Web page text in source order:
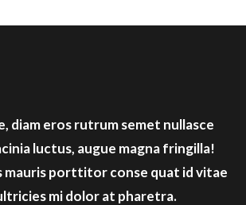
diam eros rutrum semet nullasce
luctus, augue magna fringilla!
mauris porttitor conse quat id vitae
mi dolor at pharetra.